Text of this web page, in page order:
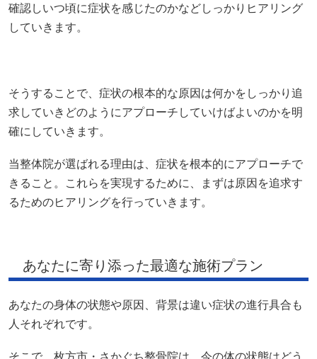
求していきどのようにアプローチしていけばよいのかを明
確にしていきます。
るためのヒアリングを行っていきます。
あなたに寄り添った最適な施術プラン
あなたの身体の状態や原因、背景は違い症状の進行具合も
そこで、枚方市・さかぐち整骨院は、今の体の状態はどう
なっているのかを確認したうえで最適でベストな施術計画
また、当整体院は、人との関わり「なりたい理想」を大切
にしています。